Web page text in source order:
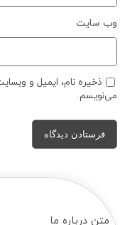
وب‌ سایت
ذخیره نام، ایمیل و
می‌نویسم.
متن درباره ما